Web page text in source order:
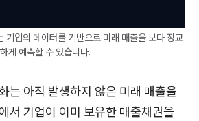
기업의 데이터를 기반으로 미래 매출을 보다 정교
하게 예측할 수 있습니다.
는 아직 발생하지 않은 미래 매출을
서 기업이 이미 보유한 매출채권을